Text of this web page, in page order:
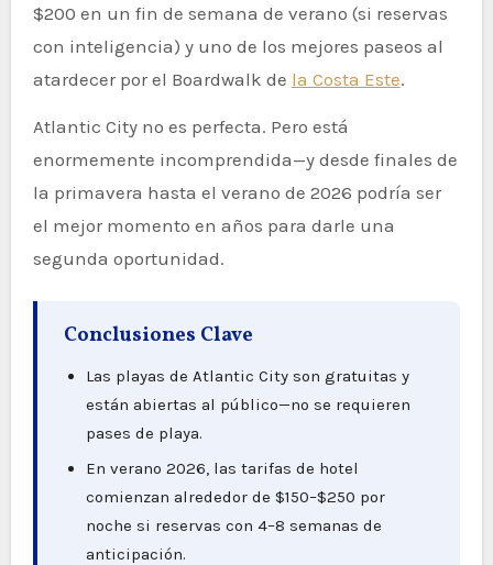
$200 en un fin de semana de verano (si reservas
con inteligencia) y uno de los mejores paseos al
atardecer por el Boardwalk de la Costa Este.
Atlantic City no es perfecta. Pero está
enormemente incomprendida—y desde finales de
la primavera hasta el verano de 2026 podría ser
el mejor momento en años para darle una
segunda oportunidad.
Conclusiones Clave
Las playas de Atlantic City son gratuitas y
están abiertas al público—no se requieren
pases de playa.
En verano 2026, las tarifas de hotel
comienzan alrededor de $150–$250 por
noche si reservas con 4–8 semanas de
anticipación.